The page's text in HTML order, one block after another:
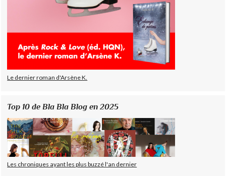
Le dernier roman d'Arsène K.
Top 10 de Bla Bla Blog en 2025
Les chroniques ayant les plus buzzé l'an dernier